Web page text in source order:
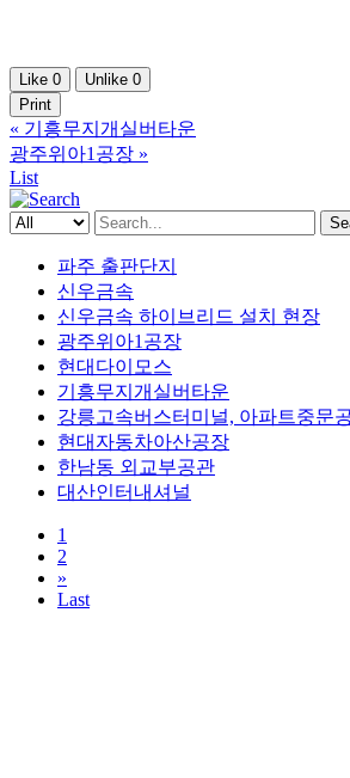
Like 0 Unlike 0
Print
« 기흥무지개실버타운
광주위아1공장 »
List
파주 출판단지
신우금속
신우금속 하이브리드 설치 현장
광주위아1공장
현대다이모스
기흥무지개실버타운
강릉고속버스터미널, 아파트중문
현대자동차아산공장
한남동 외교부공관
대산인터내셔널
1
2
»
Last